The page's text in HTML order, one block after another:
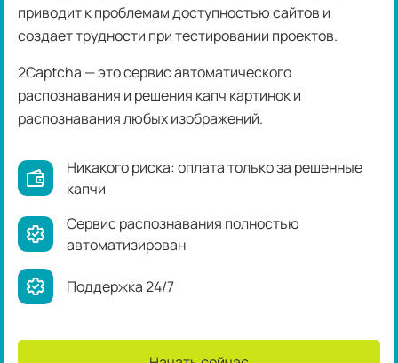
приводит к проблемам доступностью сайтов и
создает трудности при тестировании проектов.
2Captcha — это сервис автоматического
распознавания и решения капч картинок и
распознавания любых изображений.
Никакого риска: оплата только за решенные
капчи
Сервис распознавания полностью
автоматизирован
Поддержка 24/7